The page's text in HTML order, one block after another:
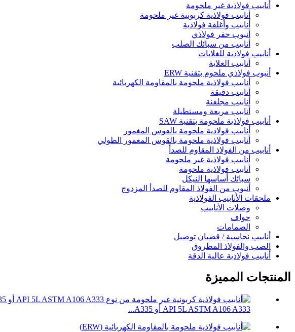
أنابيب فولاذية غير ملحومة
أنابيب فولاذية كربونية غير ملحومة
أنابيب وأغلفة فولاذية
أنبوب حفر فولاذي
أنابيب من سبائك الصلب
أنابيب فولاذية للغلايات
أنابيب الغلاية
أنبوب فولاذي ملحوم بتقنية ERW
أنابيب فولاذية ملحومة بالمقاومة الكهربائية
أنابيب دقيقة
أنابيب مجلفنة
أنابيب مربعة ومستطيلة
أنابيب فولاذية ملحومة بتقنية SAW
أنابيب فولاذية ملحومة بالقوس المغمور
أنابيب فولاذية ملحومة بالقوس المغمور الطولي
أنابيب من الفولاذ المقاوم للصدأ
أنابيب فولاذية غير ملحومة
أنابيب فولاذية ملحومة
سبائك أساسها النيكل
أنبوب من الفولاذ المقاوم للصدأ المزدوج
ملحقات الأنابيب الفولاذية
وصلات الأنابيب
حواف
الصمامات
أنابيب نحاسية / قضبان توصيل
الصب والفولاذ المطروق
أنابيب فولاذية عالية الدقة
المنتجات المميزة
API 5L ASTM A106 A333 أو A335...